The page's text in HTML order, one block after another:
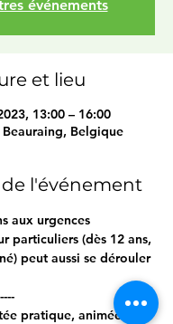
événements
et lieu
13:00 – 16:00
Belgique
l'événement
aux urgences
particuliers (dès 12 ans,
peut aussi se dérouler
pratique, animée par